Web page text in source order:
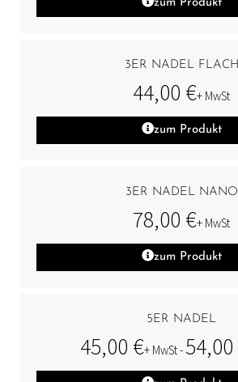
zum Produkt
3ER NADEL FLACH
44,00 €+ MwSt
zum Produkt
3ER NADEL NANO
78,00 €+ MwSt
zum Produkt
5ER NADEL
45,00 €+ MwSt - 54,00